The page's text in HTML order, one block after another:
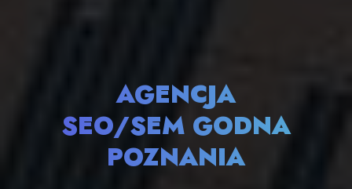
AGENCJA
SEO/SEM GODNA
POZNANIA